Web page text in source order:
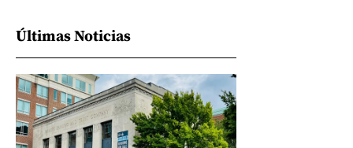
Últimas Noticias